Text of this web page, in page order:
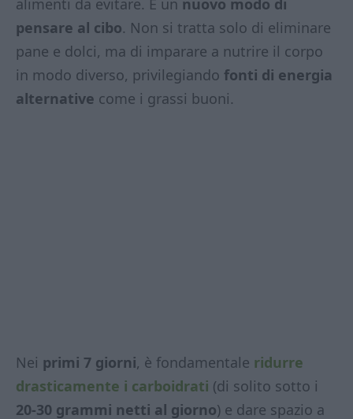
pensare al cibo. Non si tratta solo di eliminare
pane e dolci, ma di imparare a nutrire il corpo
in modo diverso, privilegiando fonti di energia
alternative come i grassi buoni.
Nei primi 7 giorni, è fondamentale ridurre
drasticamente i carboidrati (di solito sotto i
20-30 grammi netti al giorno) e dare spazio a